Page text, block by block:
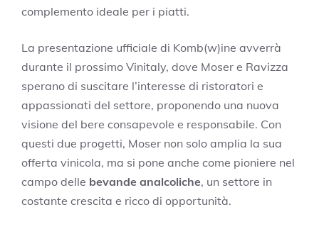
complemento ideale per i piatti.
La presentazione ufficiale di Komb(w)ine avverrà
durante il prossimo Vinitaly, dove Moser e Ravizza
sperano di suscitare l’interesse di ristoratori e
appassionati del settore, proponendo una nuova
visione del bere consapevole e responsabile. Con
questi due progetti, Moser non solo amplia la sua
offerta vinicola, ma si pone anche come pioniere nel
campo delle bevande analcoliche, un settore in
costante crescita e ricco di opportunità.